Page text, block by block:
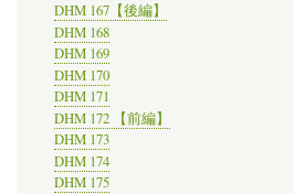
DHM 167【後編】
DHM 168
DHM 169
DHM 170
DHM 171
DHM 172 【前編】
DHM 173
DHM 174
DHM 175